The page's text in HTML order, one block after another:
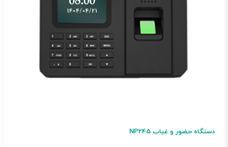
دستگاه حضور و غیاب NP245